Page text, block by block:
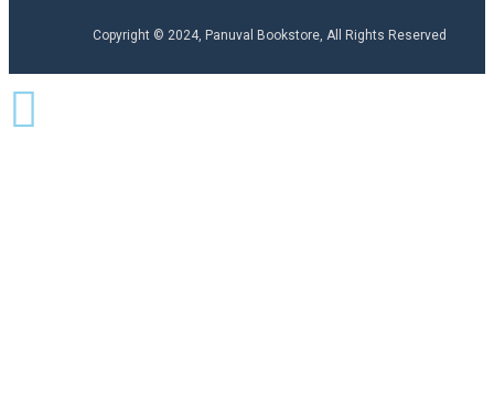
Copyright © 2024, Panuval Bookstore, All Rights Reserved